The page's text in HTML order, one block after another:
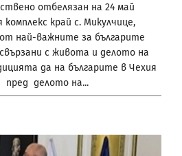
отбелязан на 24 май
комплекс край с. Микулчице,
най-важните за българите
с живота и делото на
да на българите в Чехия
пред делото на...